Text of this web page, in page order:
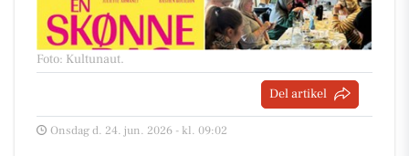
Foto: Kultunaut.
Del artikel
Onsdag d. 24. jun. 2026 - kl. 09:02